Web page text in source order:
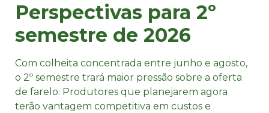
Perspectivas para 2º
semestre de 2026
Com colheita concentrada entre junho e agosto,
o 2º semestre trará maior pressão sobre a oferta
de farelo. Produtores que planejarem agora
terão vantagem competitiva em custos e